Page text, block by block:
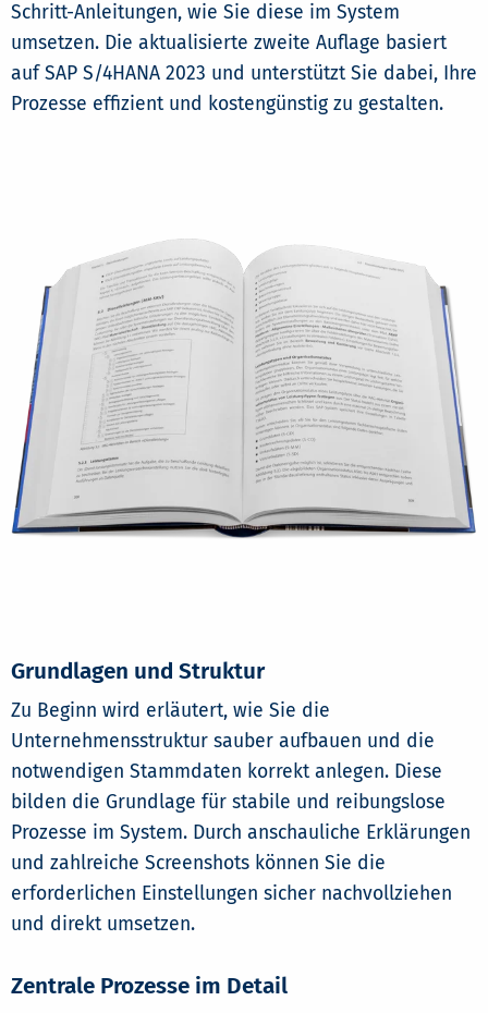
Schritt-Anleitungen, wie Sie diese im System
umsetzen. Die aktualisierte zweite Auflage basiert
auf SAP S/4HANA 2023 und unterstützt Sie dabei, Ihre
Prozesse effizient und kostengünstig zu gestalten.
Grundlagen und Struktur
Zu Beginn wird erläutert, wie Sie die
Unternehmensstruktur sauber aufbauen und die
notwendigen Stammdaten korrekt anlegen. Diese
bilden die Grundlage für stabile und reibungslose
Prozesse im System. Durch anschauliche Erklärungen
und zahlreiche Screenshots können Sie die
erforderlichen Einstellungen sicher nachvollziehen
und direkt umsetzen.
Zentrale Prozesse im Detail